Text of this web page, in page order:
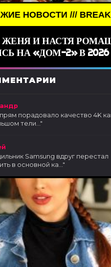
/// BREAKING
И НАСТЯ
НА «ДОМ-2» В
порадовало качество 4K
тели..."
Samsung вдруг перестал
в основной ка..."